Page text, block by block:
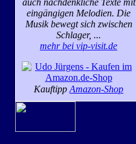
auch nachdenkliche Texte mit
eingängigen Melodien. Die
Musik bewegt sich zwischen
Schlager, ...
mehr bei vip-visit.de
Kauftipp Amazon-Shop